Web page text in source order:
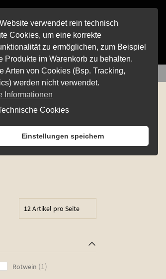
öffnen
Euro0,00 0 Artikel
Rotwein 1 1
verwendet rein technisch
Cookies, um eine korrekte
zu ermöglichen, zum Beispiel
Produkte im Warenkorb zu behalten.
Arten von Cookies (Bsp. Tracking,
werden nicht verwendet.
Informationen
CookiesCookies
Einstellungen speichern